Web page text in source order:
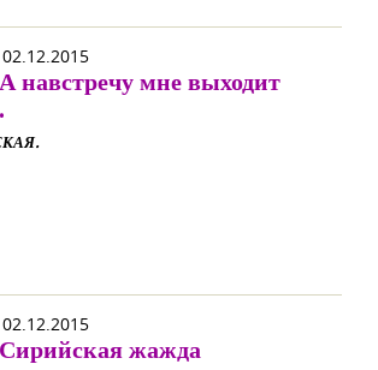
А навстречу мне выходит
Сирийская жажда